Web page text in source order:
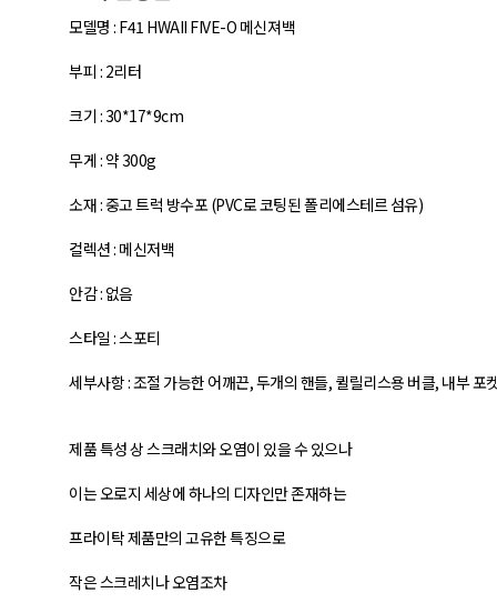
모델명 : F41 HWAII FIVE-O 메신져백
부피 : 2리터
크기 : 30*17*9cm
무게 : 약 300g
소재 : 중고 트럭 방수포 (PVC로 코팅된 폴리에스테르 섬유)
컬렉션 : 메신저백
안감 : 없음
스타일 : 스포티
세부사항 : 조절 가능한 어깨끈, 두개의 핸들, 퀼릴리스용 버클, 내부 포
제품 특성 상 스크래치와 오염이 있을 수 있으나
이는 오로지 세상에 하나의 디자인만 존재하는
프라이탁 제품만의 고유한 특징으로
작은 스크레치나 오염조차